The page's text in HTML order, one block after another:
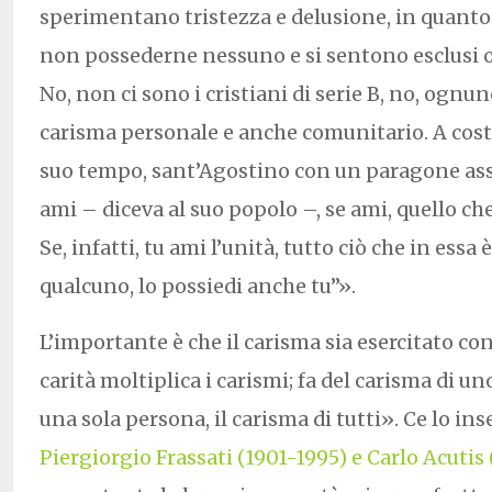
sperimentano tristezza e delusione, in
non possederne nessuno e si sentono esclusi
No, non ci sono i cristiani di serie B, no,
carisma personale e anche comunitario. A
suo tempo, sant’Agostino con un paragone
ami – diceva al suo popolo –, se ami, quello
Se, infatti, tu ami l’unità, tutto ciò che in essa
qualcuno, lo possiedi anche tu”».
L’importante è che il carisma sia esercitato
carità moltiplica i carismi; fa del carisma di
una sola persona, il carisma di tutti». Ce lo
Piergiorgio Frassati (1901-1995) e Carlo Acutis